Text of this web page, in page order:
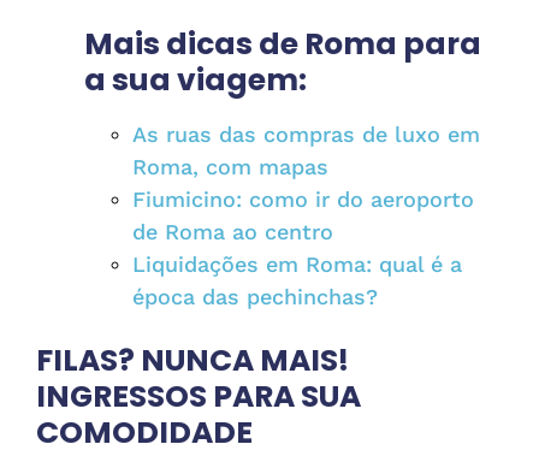
Mais dicas de Roma para
a sua viagem:
As ruas das compras de luxo em
Roma, com mapas
Fiumicino: como ir do aeroporto
de Roma ao centro
Liquidações em Roma: qual é a
época das pechinchas?
FILAS? NUNCA MAIS!
INGRESSOS PARA SUA
COMODIDADE